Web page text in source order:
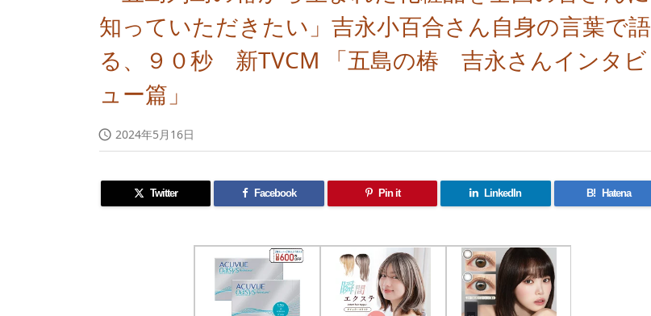
知っていただきたい」吉永小百合さん自身の言葉で語
る、９０秒 新TVCM 「五島の椿 吉永さんインタビ
ュー篇」
 2024年5月16日
Twitter Facebook Pin it LinkedIn B! Hatena